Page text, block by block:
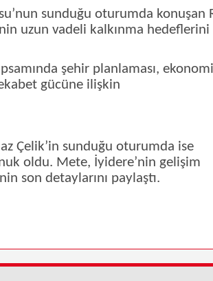
sunduğu oturumda konuşan
uzun vadeli kalkınma hedeflerini
şehir planlaması,
gücüne ilişkin
Çelik’in sunduğu oturumda ise
oldu. Mete, İyidere’nin gelişim
son detaylarını paylaştı.